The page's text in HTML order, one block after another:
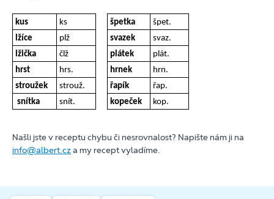
kus ks špetka
špet.
lžíce
plž svazek
svaz.
lžička
člž plátek
plát.
hrst
hrs. hrnek
hrn.
stroužek
strouž. řapík
řap.
snítka
snít. kopeček kop.
Našli jste v receptu chybu či nesrovnalost? Napište nám ji na
info@albert.cza my recept vyladíme.